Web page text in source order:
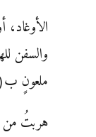
الأوغاد،
والسفن
ملعونٍ
هربتُ من